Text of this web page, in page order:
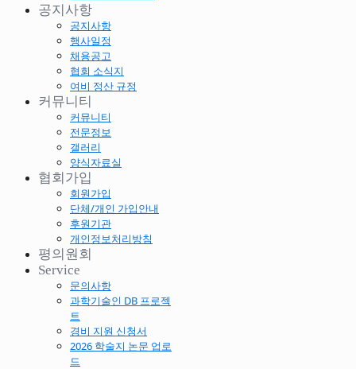
공지사항
공지사항
행사일정
채용공고
협회 소식지
여비 정산 규정
커뮤니티
커뮤니티
전문정보
갤러리
양식자료실
협회가입
회원가입
단체/개인 가입안내
후원기관
개인정보처리방침
평의원회
Service
문의사항
과학기술인 DB 프로젝
트
경비 지원 신청서
2026 학술지 논문 업로
드